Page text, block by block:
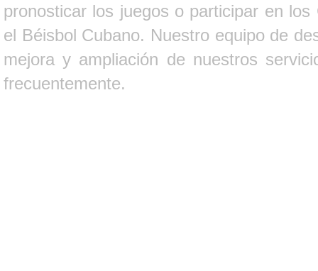
pronosticar los juegos o participar en
el Béisbol Cubano. Nuestro equipo de
mejora y ampliación de nuestros
frecuentemente.